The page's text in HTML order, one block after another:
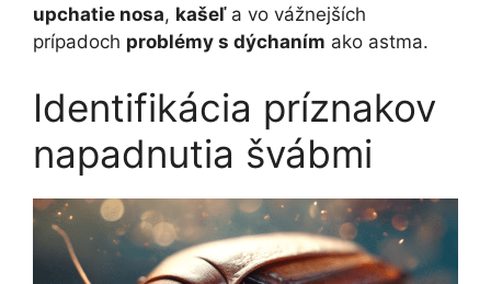
upchatie nosa, kašeľa vo vážnejších
prípadoch problémy s dýchaním ako astma.
Identifikácia príznakov
napadnutia švábmi